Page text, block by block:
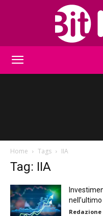
Home Tags IIA
Tag: IIA
Redazione